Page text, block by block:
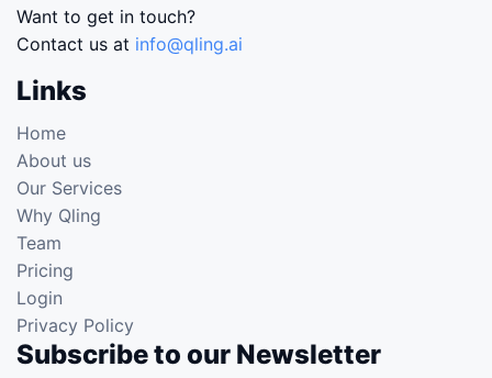
Want to get in touch?
Contact us at info@qling.ai
Links
Home
About us
Our Services
Why Qling
Team
Pricing
Login
Privacy Policy
Subscribe to our Newsletter